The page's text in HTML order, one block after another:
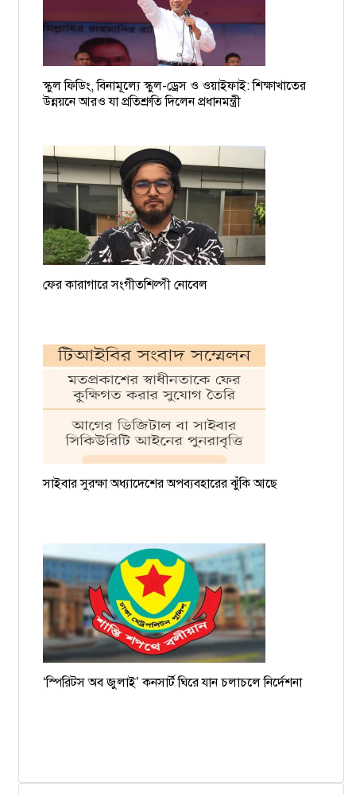
১৯ বাংলাদেশি নাবিকের বিরুদ্ধে গ্রেপ্তারি পরোয়ানা
ময়মনসিংহের সমন্বয়ক আশিকুরকে হত্যার হুমকি, থানায় জিডি
স্কুল ফিডিং, বিনামূল্যে স্কুল-ড্রেস ও ওয়াইফাই: শিক্ষাখাতের
উন্নয়নে আরও যা প্রতিশ্রুতি দিলেন প্রধানমন্ত্রী
ফের কারাগারে সংগীতশিল্পী নোবেল
সাইবার সুরক্ষা অধ্যাদেশের অপব্যবহারের ঝুঁকি আছে
‘স্পিরিটস অব জুলাই’ কনসার্ট ঘিরে যান চলাচলে নির্দেশনা